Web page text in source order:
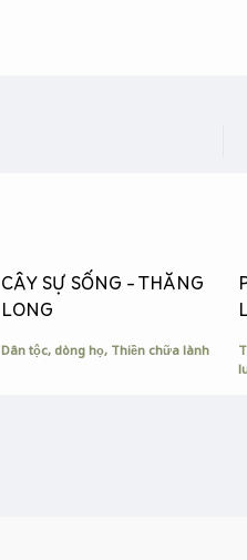
CÂY SỰ SỐNG – THĂNG
LONG
Dân tộc, dòng họ, Thiền chữa lành